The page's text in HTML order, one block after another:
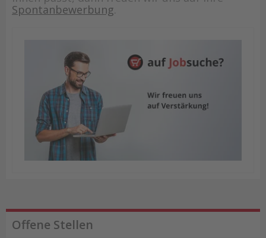
Spontanbewerbung.
Offene Stellen